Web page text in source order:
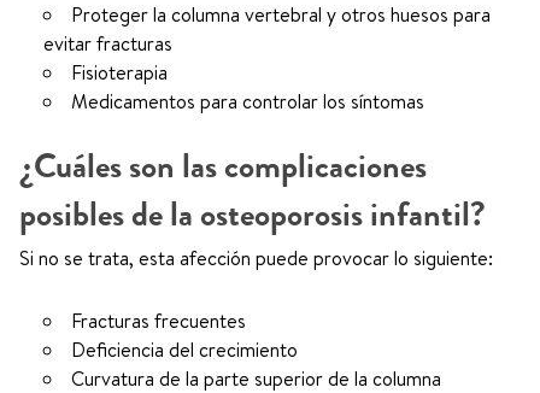
Proteger la columna vertebral y otros huesos para
evitar fracturas
Fisioterapia
Medicamentos para controlar los síntomas
¿Cuáles son las complicaciones
posibles de la osteoporosis infantil?
Si no se trata, esta afección puede provocar lo siguiente:
Fracturas frecuentes
Deficiencia del crecimiento
Curvatura de la parte superior de la columna